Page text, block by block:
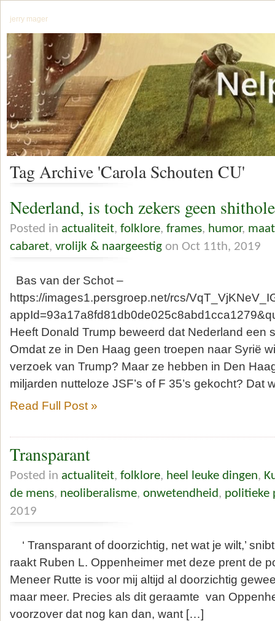
jerry mager
Tag Archive 'Carola Schouten CU'
Nederland, is toch zekers geen
Posted in actualiteit, folklore, frames, humor,
cabaret, vrolijk & naargeestig on Oct 11th, 2019
Bas van der Schot –
https://images1.persgroep.net/rcs/
Heeft Donald Trump beweerd dat Nederland een
Omdat ze in Den Haag geen troepen naar Syrië
verzoek van Trump? Maar ze hebben in Den
miljarden nutteloze JSF’s of F 35’s gekocht? Dat
Read Full Post »
Transparant
Posted in actualiteit, folklore, heel leuke dingen,
de mens, neoliberalisme, onwetendheid, politieke
2019
‘ Transparant of doorzichtig, net wat je wilt,’
raakt Ruben L. Oppenheimer met deze prent de
Meneer Rutte is voor mij altijd al doorzichtig
maar meer. Precies als dit geraamte van
voorzover dat nog kan dan, want […]